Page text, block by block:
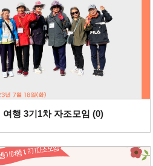
행 3기1차 자조모임 (0)